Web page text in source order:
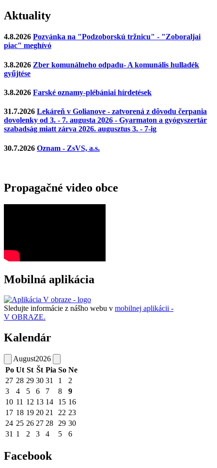
Aktuality
4.8.2026 Pozvánka na "Podzoborskú tržnicu" - "Zoboraljai
piac" meghívó
3.8.2026 Zber komunálneho odpadu- A komunális hulladék
gyűjtése
3.8.2026 Farské oznamy-plébániai hírdetések
31.7.2026 Lekáreň v Golianove - zatvorená z dôvodu čerpania
dovolenky od 3. - 7. augusta 2026 - Gyarmaton a gyógyszertár
szabadság miatt zárva 2026. augusztus 3. - 7-ig
30.7.2026 Oznam - ZsVS, a.s.
Propagačné video obce
Mobilná aplikácia
Sledujte informácie z nášho webu v mobilnej aplikácii -
V OBRAZE.
Kalendár
August2026
Po Ut St Št Pia So Ne
27 28 29 30 31 1
2
3
4 5 6 7 8
9
10 11 12 13 14 15 16
17 18 19 20 21 22 23
24 25 26 27 28 29 30
31 1 2 3 4 5 6
Facebook